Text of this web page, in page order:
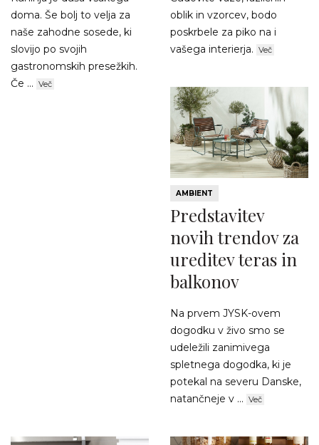
doma. Še bolj to velja za
naše zahodne sosede, ki
slovijo po svojih
gastronomskih presežkih.
Če ... Več
oblik in vzorcev, bodo
poskrbele za piko na i
vašega interierja. Več
AMBIENT
Predstavitev
novih trendov za
ureditev teras in
balkonov
Na prvem JYSK-ovem
dogodku v živo smo se
udeležili zanimivega
spletnega dogodka, ki je
potekal na severu Danske,
natančneje v ... Več